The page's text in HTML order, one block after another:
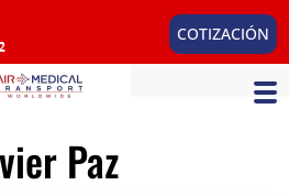
COTIZACIÓN
Paz